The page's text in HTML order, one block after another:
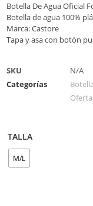
Botella De Agua Oficial
Botella de agua 100%
Marca: Castore
Tapa y asa con botón
SKU
N/A
Categorías
TALLA
M/L